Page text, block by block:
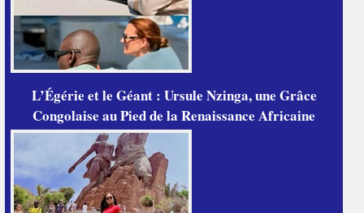
L’Égérie et le Géant : Ursule Nzinga, une Grâce
Congolaise au Pied de la Renaissance Africaine